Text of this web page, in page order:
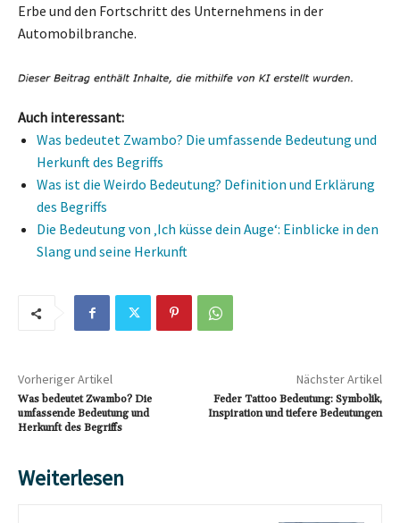
Erbe und den Fortschritt des Unternehmens in der
Automobilbranche.
Auch interessant:
Was bedeutet Zwambo? Die umfassende Bedeutung und
Herkunft des Begriffs
Was ist die Weirdo Bedeutung? Definition und Erklärung
des Begriffs
Die Bedeutung von ‚Ich küsse dein Auge‘: Einblicke in den
Slang und seine Herkunft
Vorheriger Artikel
Was bedeutet Zwambo? Die
umfassende Bedeutung und
Herkunft des Begriffs
Nächster Artikel
Feder Tattoo Bedeutung: Symbolik,
Inspiration und tiefere Bedeutungen
Weiterlesen